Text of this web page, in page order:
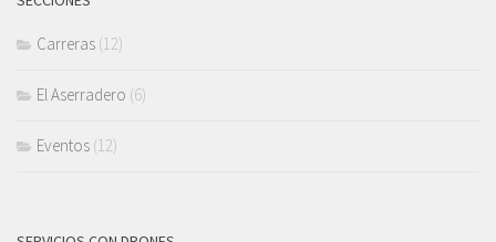
Carreras (12)
El Aserradero (6)
Eventos (12)